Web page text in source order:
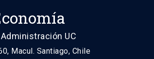
UC
Macul. Santiago, Chile